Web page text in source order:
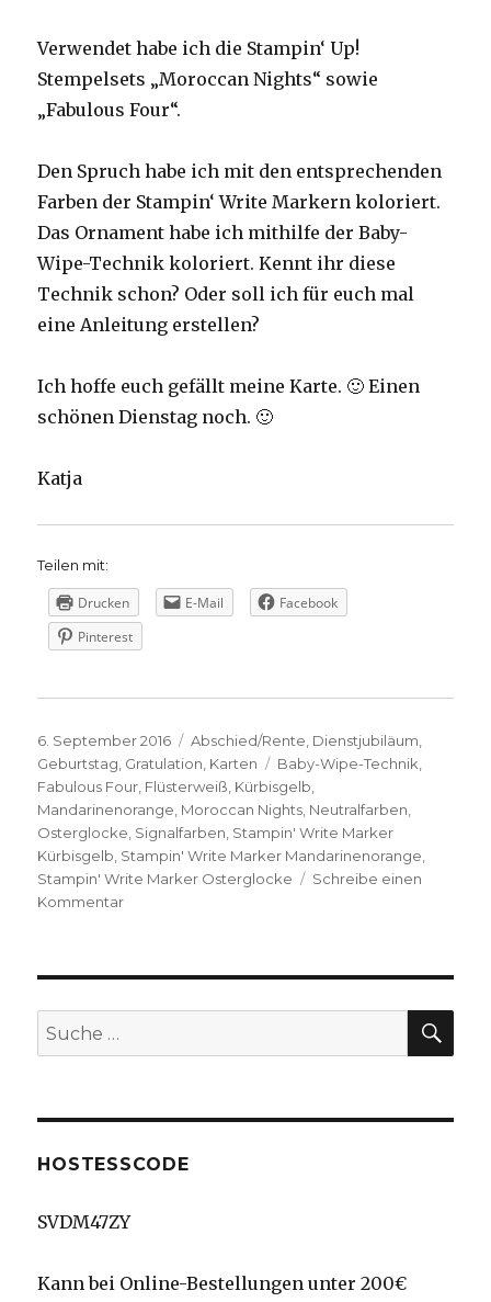
Verwendet habe ich die Stampin‘ Up!
Stempelsets „Moroccan Nights“ sowie
„Fabulous Four“.
Den Spruch habe ich mit den entsprechenden
Farben der Stampin‘ Write Markern koloriert.
Das Ornament habe ich mithilfe der Baby-
Wipe-Technik koloriert. Kennt ihr diese
Technik schon? Oder soll ich für euch mal
eine Anleitung erstellen?
Ich hoffe euch gefällt meine Karte. 🙂 Einen
schönen Dienstag noch. 🙂
Katja
Teilen mit:
Drucken E-Mail
Facebook
Pinterest
Veröffentlicht
am
6. September 2016 Kategorien
Abschied/Rente, Dienstjubiläum,
Geburtstag, Gratulation, Karten Schlagwörter
Baby-Wipe-Technik,
Fabulous Four, Flüsterweiß, Kürbisgelb,
Mandarinenorange, Moroccan Nights, Neutralfarben,
Osterglocke, Signalfarben, Stampin' Write Marker
Kürbisgelb, Stampin' Write Marker Mandarinenorange,
Stampin' Write Marker Osterglocke
Schreibe einen
Kommentarzu
Suche
nach:
HOSTESSCODE
SVDM47ZY
Kann bei Online-Bestellungen unter 200€